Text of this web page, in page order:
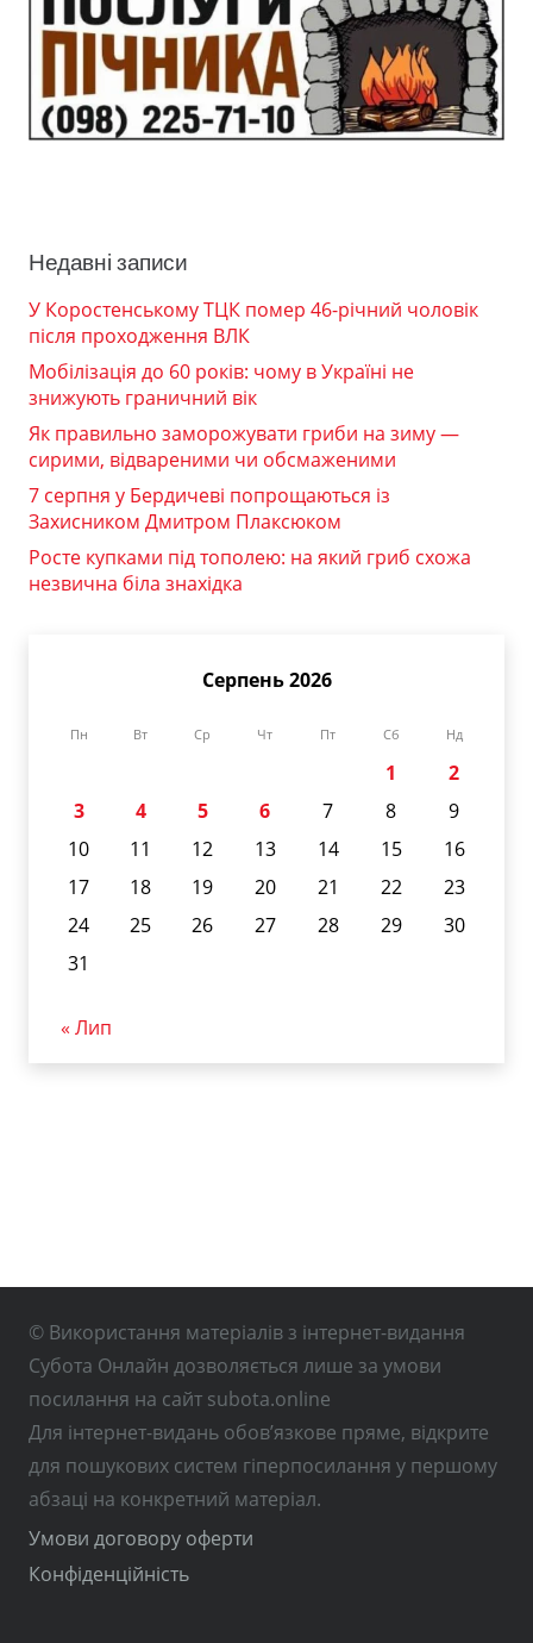
Недавні записи
У Коростенському ТЦК помер 46-річний чоловік
після проходження ВЛК
Мобілізація до 60 років: чому в Україні не
знижують граничний вік
Як правильно заморожувати гриби на зиму —
сирими, відвареними чи обсмаженими
7 серпня у Бердичеві попрощаються із
Захисником Дмитром Плаксюком
Росте купками під тополею: на який гриб схожа
незвична біла знахідка
Серпень 2026
Пн Вт Ср Чт Пт Сб Нд
1
2
3
4 5 6 7 8
9
10
11 12 13 14 15
16
17
18 19 20 21 22
23
24
25 26 27 28 29
30
31
« Лип
© Використання матеріалів з інтернет-видання
Субота Онлайн дозволяється лише за умови
посилання на сайт subota.online
Для інтернет-видань обов’язкове пряме, відкрите
для пошукових систем гіперпосилання у першому
абзаці на конкретний матеріал.
Умови договору оферти
Конфіденційність